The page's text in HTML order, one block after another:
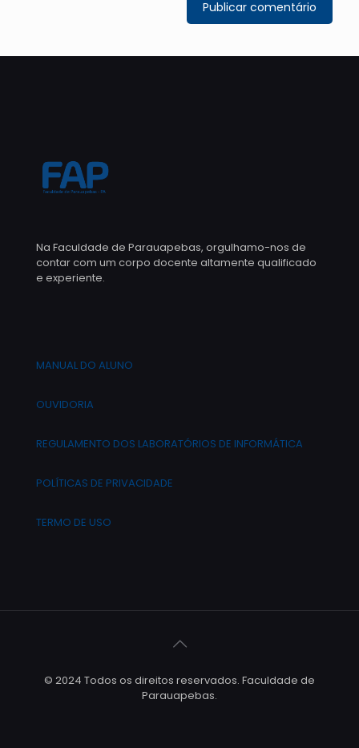
Na Faculdade de Parauapebas, orgulhamo-nos de
contar com um corpo docente altamente qualificado
e experiente.
MANUAL DO ALUNO
OUVIDORIA
REGULAMENTO DOS LABORATÓRIOS DE INFORMÁTICA
POLÍTICAS DE PRIVACIDADE
TERMO DE USO
© 2024 Todos os direitos reservados. Faculdade de
Parauapebas.